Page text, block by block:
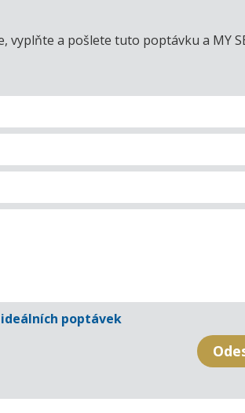
a pošlete tuto poptávku a MY
poptávek